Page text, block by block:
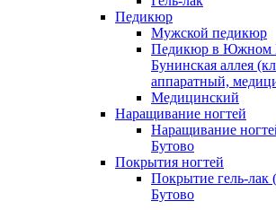
Окрашивание бровей
Микроблейдинг
Архитектура бровей
Уход за кожей лица на
Коррекция фигуры
Ногтевой сервис
Маникюр
Классический маникюр
Японский маникюр
Французский маникюр
Детский маникюр (до 12
Мужской маникюр
Педикюр
Мужской педикюр
Педикюр в Южном
Бунинская аллея
аппаратный,
Медицинский
Наращивание ногтей
Наращивание
Бутово
Покрытия ногтей
Покрытие гель-
Бутово